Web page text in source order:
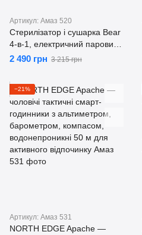
Артикул: Амаз 520
Стерилізатор і сушарка Bear
4-в-1, електричний паровий,
на 6 пляшечок, з HEPA-
універсальний
2 490 грн 3 215 грн
−21%
Артикул: Амаз 531
NORTH EDGE Apache —